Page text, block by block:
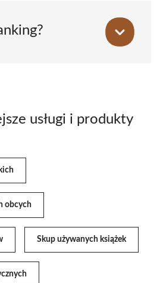
usługi i produkty
obcych
Skup używanych książek